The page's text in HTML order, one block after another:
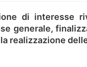
di interesse
generale,
realizzazione